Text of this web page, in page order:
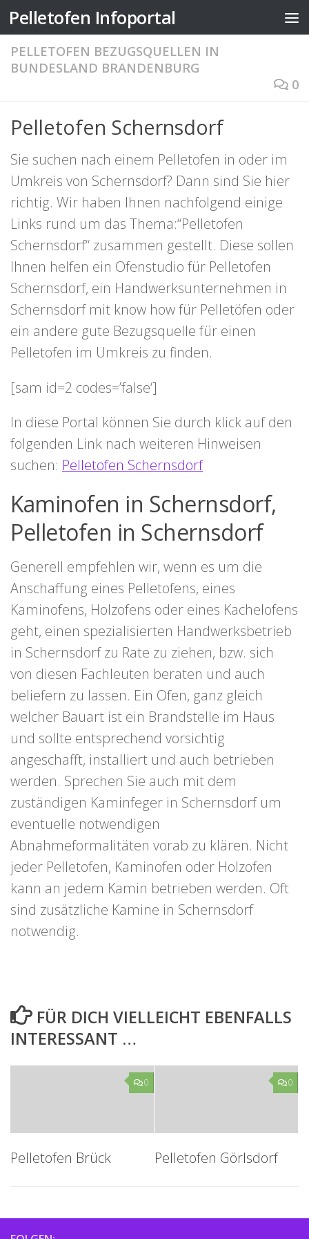
Zum Inhalt springen
Pelletofen Infoportal
PELLETOFEN BEZUGSQUELLEN IN
BUNDESLAND BRANDENBURG
0
Pelletofen Schernsdorf
Sie suchen nach einem Pelletofen in oder im
Umkreis von Schernsdorf? Dann sind Sie hier
richtig. Wir haben Ihnen nachfolgend einige
Links rund um das Thema:“Pelletofen
Schernsdorf“ zusammen gestellt. Diese sollen
Ihnen helfen ein Ofenstudio für Pelletofen
Schernsdorf, ein Handwerksunternehmen in
Schernsdorf mit know how für Pelletöfen oder
ein andere gute Bezugsquelle für einen
Pelletofen im Umkreis zu finden.
[sam id=2 codes=’false‘]
In diese Portal können Sie durch klick auf den
folgenden Link nach weiteren Hinweisen
suchen: Pelletofen Schernsdorf
Kaminofen in Schernsdorf,
Pelletofen in Schernsdorf
Generell empfehlen wir, wenn es um die
Anschaffung eines Pelletofens, eines
Kaminofens, Holzofens oder eines Kachelofens
geht, einen spezialisierten Handwerksbetrieb
in Schernsdorf zu Rate zu ziehen, bzw. sich
von diesen Fachleuten beraten und auch
beliefern zu lassen. Ein Ofen, ganz gleich
welcher Bauart ist ein Brandstelle im Haus
und sollte entsprechend vorsichtig
angeschafft, installiert und auch betrieben
werden. Sprechen Sie auch mit dem
zuständigen Kaminfeger in Schernsdorf um
eventuelle notwendigen
Abnahmeformalitäten vorab zu klären. Nicht
jeder Pelletofen, Kaminofen oder Holzofen
kann an jedem Kamin betrieben werden. Oft
sind zusätzliche Kamine in Schernsdorf
notwendig.
FÜR DICH VIELLEICHT EBENFALLS
INTERESSANT …
0
Pelletofen Brück
0
Pelletofen Görlsdorf